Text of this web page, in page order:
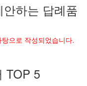
하는 답례품
으로 작성되었습니다.
TOP 5